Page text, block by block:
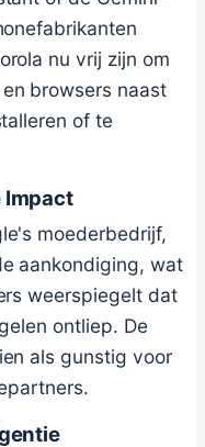
nu vrij zijn om
browsers naast
of te
Impact
moederbedrijf,
aankondiging, wat
weerspiegelt dat
ontliep. De
als gunstig voor